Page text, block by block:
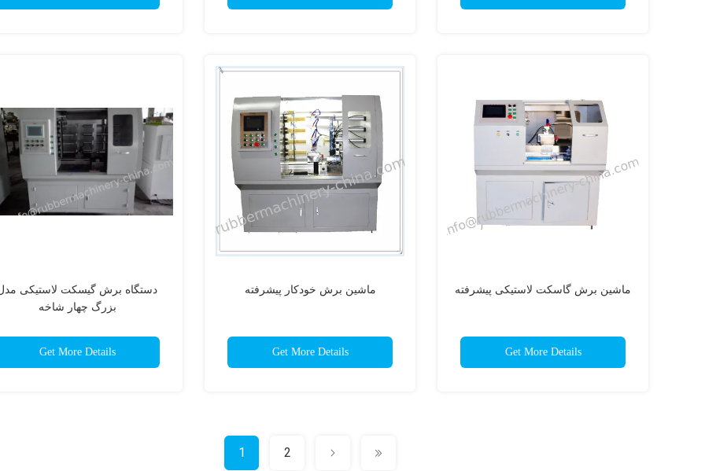
دستگاه برش گيسکت لاستیکی
بزرگ چهار شاخه
Get More Details
ماشین برش خودکار پیشرفته
Get More Details
ماشین برش گاسکت لاستیکی پیشرفته
Get More Details
1 2